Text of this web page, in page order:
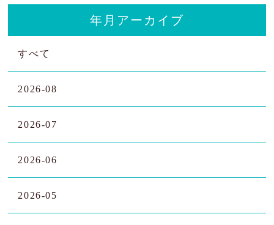
年月アーカイブ
すべて
2026-08
2026-07
2026-06
2026-05